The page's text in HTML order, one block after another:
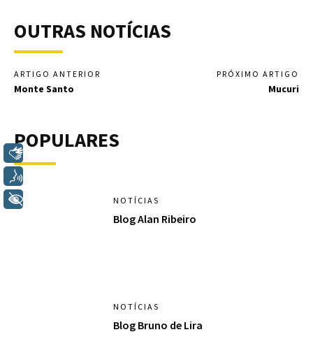
OUTRAS NOTÍCIAS
ARTIGO ANTERIOR
Monte Santo
PRÓXIMO ARTIGO
Mucuri
POPULARES
NOTÍCIAS
Blog Alan Ribeiro
NOTÍCIAS
Blog Bruno de Lira
+ Acessibilidade